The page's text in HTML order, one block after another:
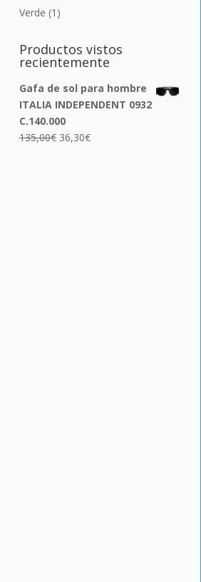
Verde (1)
Productos vistos
recientemente
Gafa de sol para hombre
ITALIA INDEPENDENT 0932
C.140.000
135,00€ El
36,30€El